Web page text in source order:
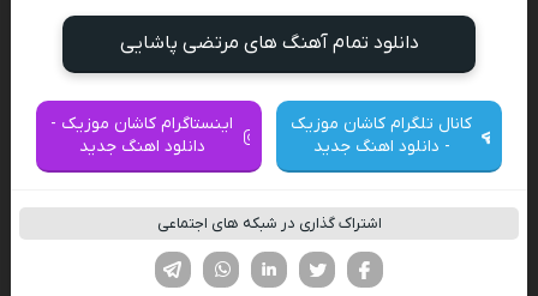
دانلود تمام آهنگ های مرتضی پاشایی
کانال تلگرام کاشان موزیک
- دانلود اهنگ جدید
اینستاگرام کاشان موزیک -
دانلود اهنگ جدید
اشتراک گذاری در شبکه های اجتماعی
لینکدین تویتر
فیسوک